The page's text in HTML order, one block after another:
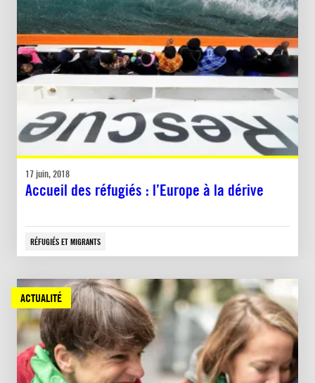
17 juin, 2018
Accueil des réfugiés : l’Europe à la dérive
RÉFUGIÉS ET MIGRANTS
ACTUALITÉ